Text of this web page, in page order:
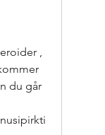
du går